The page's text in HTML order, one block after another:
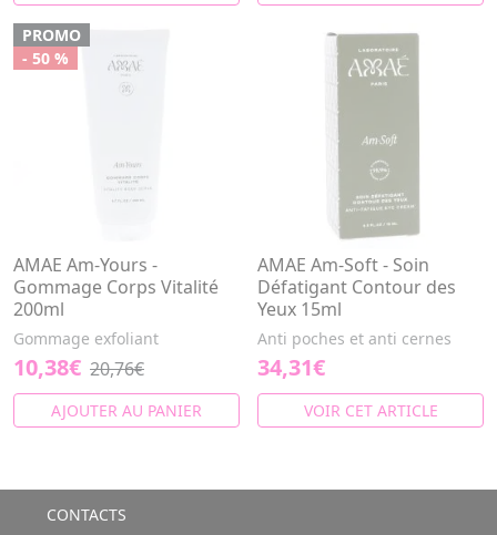
PROMO
- 50 %
AMAE Am-Yours -
Gommage Corps Vitalité
200ml
Gommage exfoliant
10,38€ 20,76€
AJOUTER AU PANIER
AMAE Am-Soft - Soin
Défatigant Contour des
Yeux 15ml
Anti poches et anti cernes
34,31€
VOIR CET ARTICLE
CONTACTS